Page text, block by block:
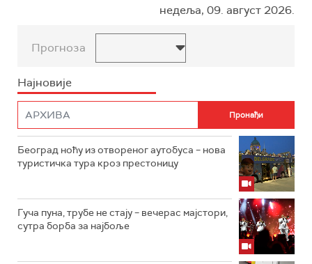
недеља, 09. август 2026.
Прогноза
Најновије
Београд ноћу из отвореног аутобуса – нова
туристичка тура кроз престоницу
Гуча пуна, трубе не стају – вечерас мајстори,
сутра борба за најбоље